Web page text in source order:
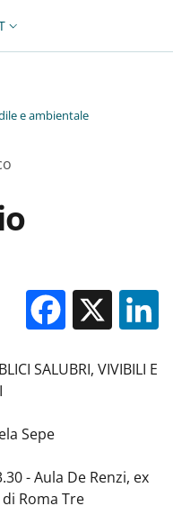
LINGUA:
e ambientale
X
SALUBRI, VIVIBILI E
Sepe
- Aula De Renzi, ex
Roma Tre